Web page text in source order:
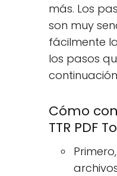
más. Los
son muy
fácilmente
los pasos
Cómo
TTR PDF